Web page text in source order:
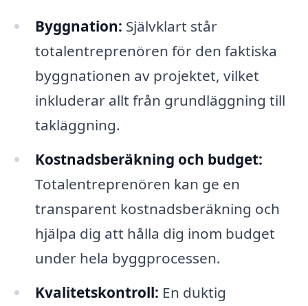
Byggnation: Självklart står
totalentreprenören för den faktiska
byggnationen av projektet, vilket
inkluderar allt från grundläggning till
takläggning.
Kostnadsberäkning och budget:
Totalentreprenören kan ge en
transparent kostnadsberäkning och
hjälpa dig att hålla dig inom budget
under hela byggprocessen.
Kvalitetskontroll: En duktig